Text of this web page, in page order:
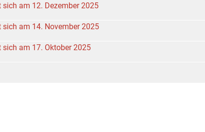
am 12. Dezember 2025
am 14. November 2025
am 17. Oktober 2025